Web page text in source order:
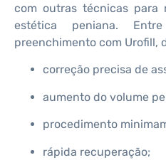
com outras técnicas para
estética peniana.
preenchimento com Urofill,
correção precisa de
aumento do volume
procedimento
rápida recuperação;